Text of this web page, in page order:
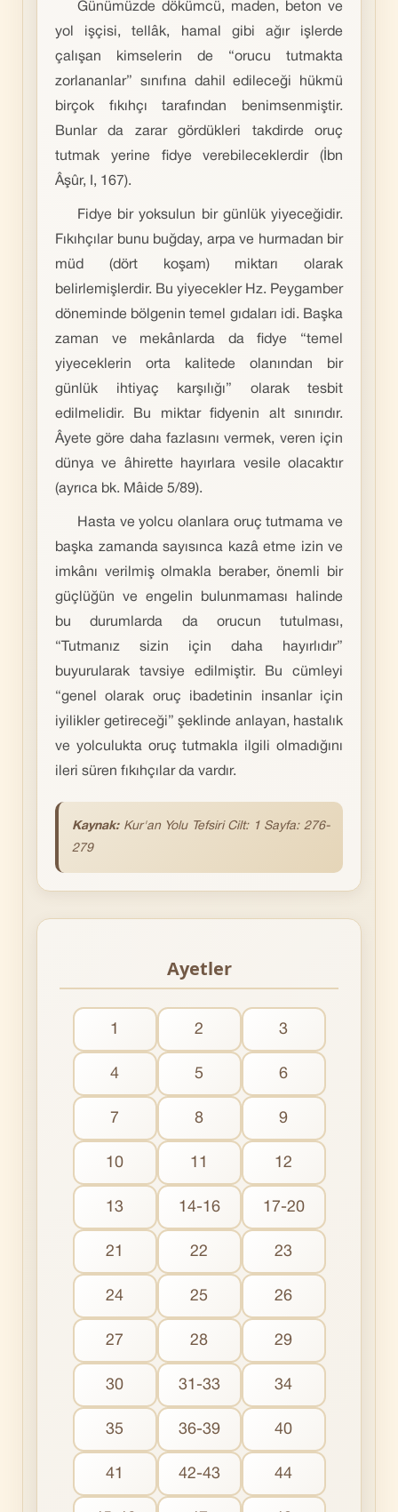
Günümüzde dökümcü, maden, beton ve
yol işçisi, tellâk, hamal gibi ağır işlerde
çalışan kimselerin de “orucu tutmakta
zorlananlar” sınıfına dahil edileceği hükmü
birçok fıkıhçı tarafından benimsenmiştir.
Bunlar da zarar gördükleri takdirde oruç
tutmak yerine fidye verebileceklerdir (İbn
Âşûr, I, 167).
Fidye bir yoksulun bir günlük yiyeceğidir.
Fıkıhçılar bunu buğday, arpa ve hurmadan bir
müd (dört koşam) miktarı olarak
belirlemişlerdir. Bu yiyecekler Hz. Peygamber
döneminde bölgenin temel gıdaları idi. Başka
zaman ve mekânlarda da fidye “temel
yiyeceklerin orta kalitede olanından bir
günlük ihtiyaç karşılığı” olarak tesbit
edilmelidir. Bu miktar fidyenin alt sınırıdır.
Âyete göre daha fazlasını vermek, veren için
dünya ve âhirette hayırlara vesile olacaktır
(ayrıca bk. Mâide 5/89).
Hasta ve yolcu olanlara oruç tutmama ve
başka zamanda sayısınca kazâ etme izin ve
imkânı verilmiş olmakla beraber, önemli bir
güçlüğün ve engelin bulunmaması halinde
bu durumlarda da orucun tutulması,
“Tutmanız sizin için daha hayırlıdır”
buyurularak tavsiye edilmiştir. Bu cümleyi
“genel olarak oruç ibadetinin insanlar için
iyilikler getireceği” şeklinde anlayan, hastalık
ve yolculukta oruç tutmakla ilgili olmadığını
ileri süren fıkıhçılar da vardır.
Kaynak: Kur'an Yolu Tefsiri Cilt: 1 Sayfa: 276-
279
Ayetler
1 2 3
4 5 6
7 8 9
10 11 12
13 14-16 17-20
21 22 23
24 25 26
27 28 29
30 31-33 34
35 36-39 40
41 42-43 44